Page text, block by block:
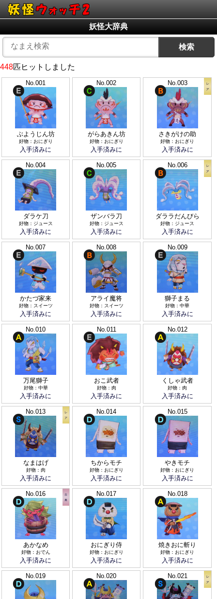
妖怪大辞典
検索
448匹ヒットしました
No.001
ぶようじん坊
好物：おにぎり
入手済みに
No.002
がらあきん坊
好物：おにぎり
入手済みに
No.003
さきがけの助
好物：おにぎり
入手済みに
No.004
ダラケ刀
好物：ジュース
入手済みに
No.005
ザンバラ刀
好物：ジュース
入手済みに
No.006
ダララだんびら
好物：ジュース
入手済みに
No.007
かたづ家来
好物：スイーツ
入手済みに
No.008
アライ魔将
好物：スイーツ
入手済みに
No.009
獅子まる
好物：中華
入手済みに
No.010
万尾獅子
好物：中華
入手済みに
No.011
おこ武者
好物：肉
入手済みに
No.012
くしゃ武者
好物：肉
入手済みに
No.013
なまはげ
好物：肉
入手済みに
No.014
ちからモチ
好物：おにぎり
入手済みに
No.015
やきモチ
好物：おにぎり
入手済みに
No.016
あかなめ
好物：おでん
入手済みに
No.017
おにぎり侍
好物：おにぎり
入手済みに
No.018
焼きおに斬り
好物：おにぎり
入手済みに
No.019 No.020 No.021